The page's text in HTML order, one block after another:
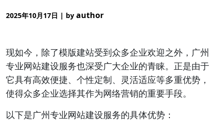
2025年10月17日 | by author
现如今，除了模版建站受到众多企业欢迎之外，广州
专业网站建设服务也深受广大企业的青睐。正是由于
它具有高效便捷、个性定制、灵活适应等多重优势，
使得众多企业选择其作为网络营销的重要手段。
以下是广州专业网站建设服务的具体优势：